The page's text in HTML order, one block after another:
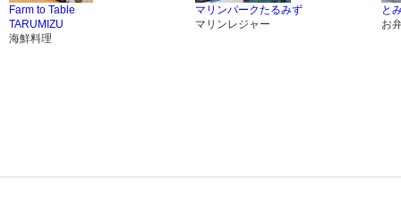
Farm to Table
TARUMIZU
海鮮料理
マリンパークたるみず
マリンレジャー
と
お